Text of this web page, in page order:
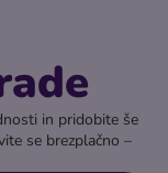
in pridobite še
se brezplačno –